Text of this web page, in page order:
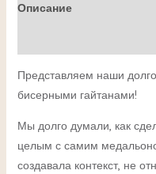
Описание
Представляем наши
бисерными гайтанами!
Мы долго думали, как
целым с самим
создавала контекст, не